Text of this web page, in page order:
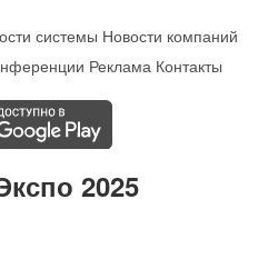
системы Новости компаний
Реклама Контакты
2025